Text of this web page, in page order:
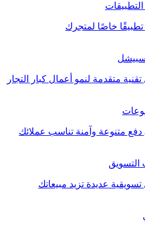
تطبيقًا خاصًا لمتجرك
متقدمة لنمو أعمال كبار التجار
متنوعة وآمنة تناسب عملائك
التسويق
عديدة تزيد مبيعاتك